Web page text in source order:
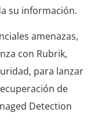
su información.
amenazas,
con Rubrik,
para lanzar
de
Detection